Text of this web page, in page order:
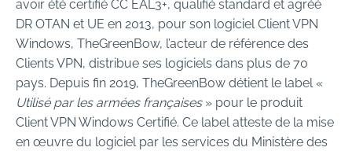
DR OTAN et UE en 2013, pour son logiciel Client VPN
Windows, TheGreenBow, l’acteur de référence des
Clients VPN, distribue ses logiciels dans plus de 70
pays. Depuis fin 2019, TheGreenBow détient le label «
Utilisé par les armées françaises» pour le produit
Client VPN Windows Certifié. Ce label atteste de la mise
en œuvre du logiciel par les services du Ministère des